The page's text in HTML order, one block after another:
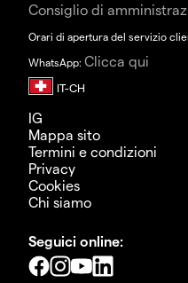
Consiglio di
Orari di apertura del servizio
WhatsApp: Clicca qui
IG
Mappa sito
Termini e condizioni
Privacy
Cookies
Chi siamo
Seguici online: